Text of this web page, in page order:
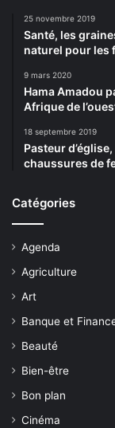
25 novembre 2019
Santé, les
naturel pour les
9 mars 2020
Hama Amadou
Afrique de
18 septembre 2019
Pasteur
chaussures de
Catégories
Agenda
Agriculture
Art
Banque et
Beauté
Bien-être
Bon plan
Cinéma